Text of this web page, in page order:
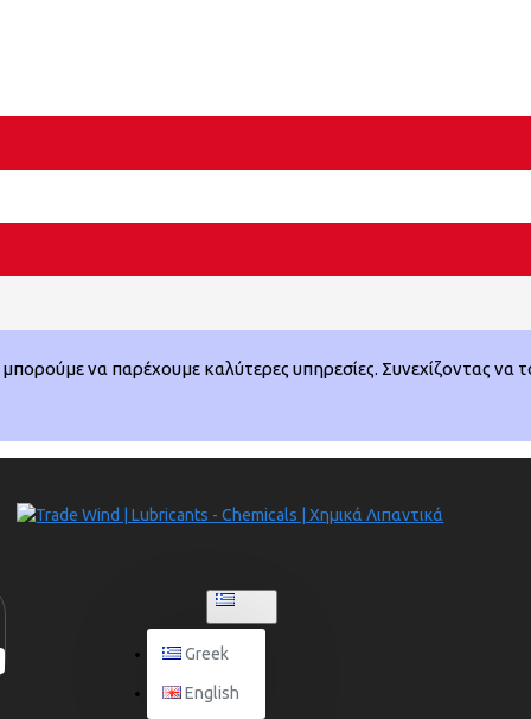
να παρέχουμε καλύτερες υπηρεσίες. Συνεχίζοντας να
Greek
English